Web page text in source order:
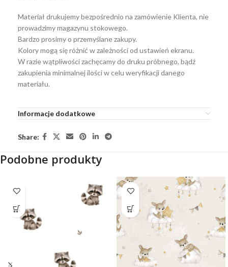
Materiał drukujemy bezpośrednio na zamówienie Klienta, nie
prowadzimy magazynu stokowego.
Bardzo prosimy o przemyślane zakupy.
Kolory mogą się różnić w zależności od ustawień ekranu.
W razie wątpliwości zachęcamy do druku próbnego, bądź
zakupienia minimalnej ilości w celu weryfikacji danego
materiału.
Informacje dodatkowe
Share:
Podobne produkty